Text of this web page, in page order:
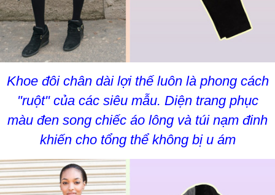
Khoe đôi chân dài lợi thế luôn là phong cách
"ruột" của các siêu mẫu. Diện trang phục
màu đen song chiếc áo lông và túi nạm đinh
khiến cho tổng thể không bị u ám